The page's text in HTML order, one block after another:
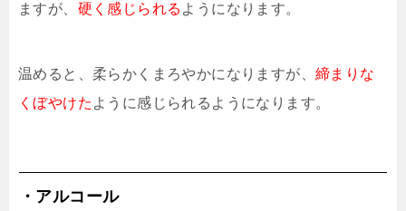
ますが、 硬く感じられる ようになります。
温めると、柔らかくまろやかになりますが、 締まりな
くぼやけた ように感じられるようになります。
・アルコール